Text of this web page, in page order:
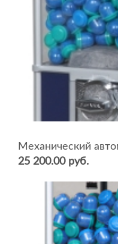
25 200.00 руб.